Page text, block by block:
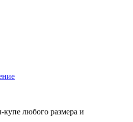
любого размера и